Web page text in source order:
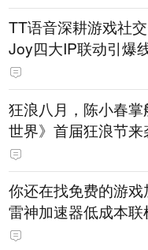
TT语音深耕游戏社
Joy四大IP联动引爆
狂浪八月，陈小春
世界》首届狂浪节
直播即将开启
你还在找免费的游戏
雷神加速器低成本
免费试用